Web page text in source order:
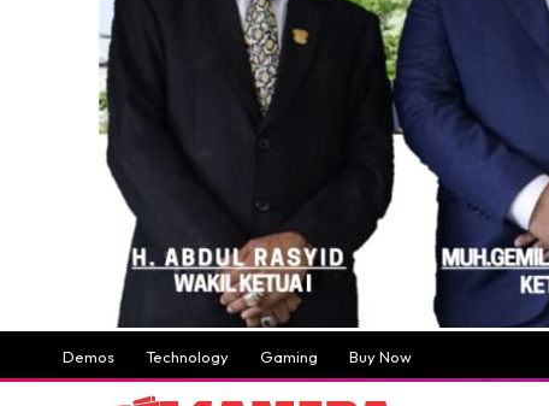
Demos Technology Gaming Buy Now